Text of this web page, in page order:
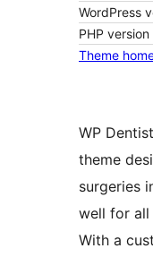
WordPress
PHP version
Theme
WP
theme
surgeries
well for all
With a